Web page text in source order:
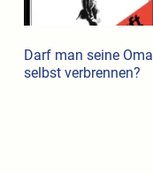
Darf man seine Oma
selbst verbrennen?